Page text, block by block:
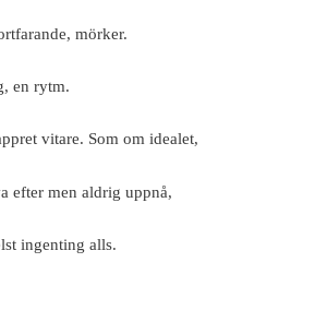
mörker.
en rytm.
vitare. Som om idealet,
efter men aldrig uppnå,
ingenting alls.